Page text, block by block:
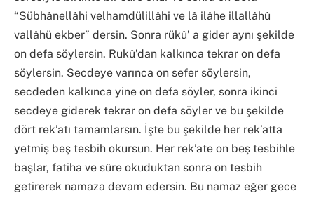
“Sübhânellâhi velhamdülillâhi ve lâ ilâhe illallâhû
vallâhü ekber” dersin. Sonra rükû’ a gider aynı şekilde
on defa söylersin. Rukû’dan kalkınca tekrar on defa
söylersin. Secdeye varınca on sefer söylersin,
secdeden kalkınca yine on defa söyler, sonra ikinci
secdeye giderek tekrar on defa söyler ve bu şekilde
dört rek’atı tamamlarsın. İşte bu şekilde her rek’atta
yetmiş beş tesbih okursun. Her rek’ate on beş tesbihle
başlar, fatiha ve sûre okuduktan sonra on tesbih
getirerek namaza devam edersin. Bu namaz eğer gece